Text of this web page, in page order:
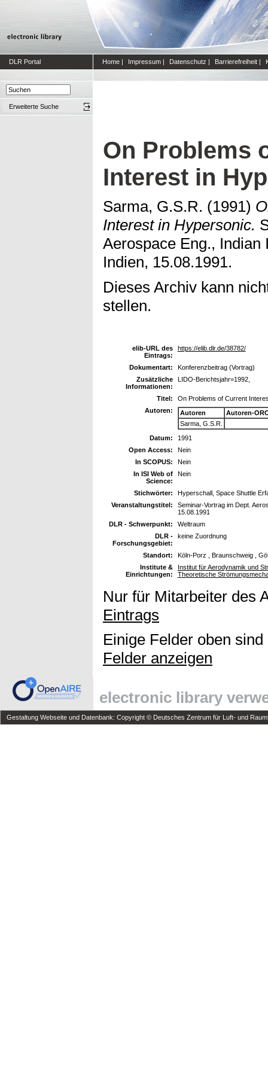
DLR Portal Home | Impressum | Datenschutz | Barrierefreiheit |
Erweiterte Suche
On Problems
Interest in
Sarma, G.S.R. (1991)
Interest in Hypersonic.
Aerospace Eng., Indian
Indien, 15.08.1991.
Dieses Archiv kann
stellen.
elib-URL des
Eintrags:
https://elib.dlr.de/38782/
Dokumentart:
Konferenzbeitrag (Vortrag)
Zusätzliche
Informationen:
LIDO-Berichtsjahr=1992,
Titel:
On Problems of Current
Autoren:
Autoren
Autoren-
Sarma, G.S.R.
Datum:
1991
Open Access:
Nein
In SCOPUS:
Nein
In ISI Web of
Science:
Nein
Stichwörter:
Hyperschall, Space Shuttle
Veranstaltungstitel:
Seminar-Vortrag im Dept.
15.08.1991
DLR - Schwerpunkt:
Weltraum
DLR -
Forschungsgebiet:
keine Zuordnung
Standort:
Köln-Porz , Braunschweig ,
Institute &
Einrichtungen:
Institut für Aerodynamik und
Theoretische
Nur für Mitarbeiter des
Eintrags
Einige Felder oben
Felder anzeigen
electronic library
Gestaltung Webseite und Datenbank: Copyright © Deutsches Zentrum für Luft- und